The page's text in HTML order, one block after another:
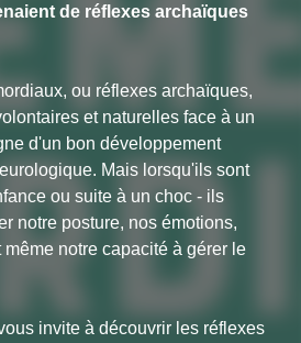
de réflexes archaïques
ou réflexes archaïques,
et naturelles face à un
d'un bon développement
Mais lorsqu'ils sont
ou suite à un choc - ils
notre posture, nos émotions,
notre capacité à gérer le
invite à découvrir les réflexes